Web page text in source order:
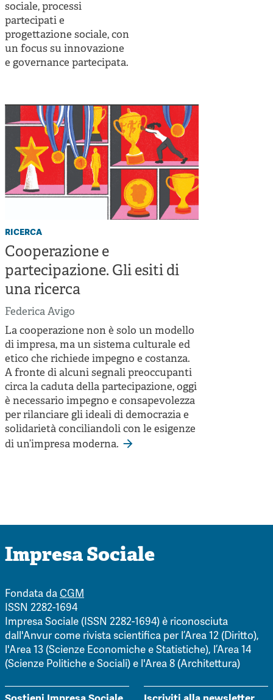
sociale, processi
partecipati e
progettazione sociale, con
un focus su innovazione
e governance partecipata.
ricerca
Cooperazione e
partecipazione. Gli esiti di
una ricerca
Federica Avigo
La cooperazione non è solo un modello
di impresa, ma un sistema culturale ed
etico che richiede impegno e costanza.
A fronte di alcuni segnali preoccupanti
circa la caduta della partecipazione, oggi
è necessario impegno e consapevolezza
per rilanciare gli ideali di democrazia e
solidarietà conciliandoli con le esigenze
di un’impresa moderna.
Impresa Sociale
Fondata daCGM
ISSN 2282-1694
Impresa Sociale (ISSN 2282-1694) è riconosciuta
dall'Anvur come rivista scientifica per l’Area 12 (Diritto),
l'Area 13 (Scienze Economiche e Statistiche), l’Area 14
(Scienze Politiche e Sociali) e l'Area 8 (Architettura)